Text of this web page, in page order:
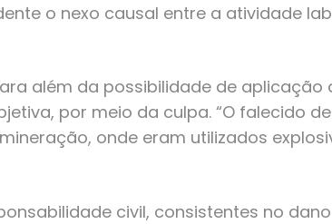
o nexo causal entre a atividade
além da possibilidade de
por meio da culpa. “O falecido
onde eram utilizados
civil, consistentes no